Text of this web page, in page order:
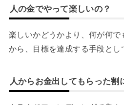
人の金でやって楽しいの？
楽しいかどうかより、何が何で
から、目標を達成する手段とし
人からお金出してもらった割